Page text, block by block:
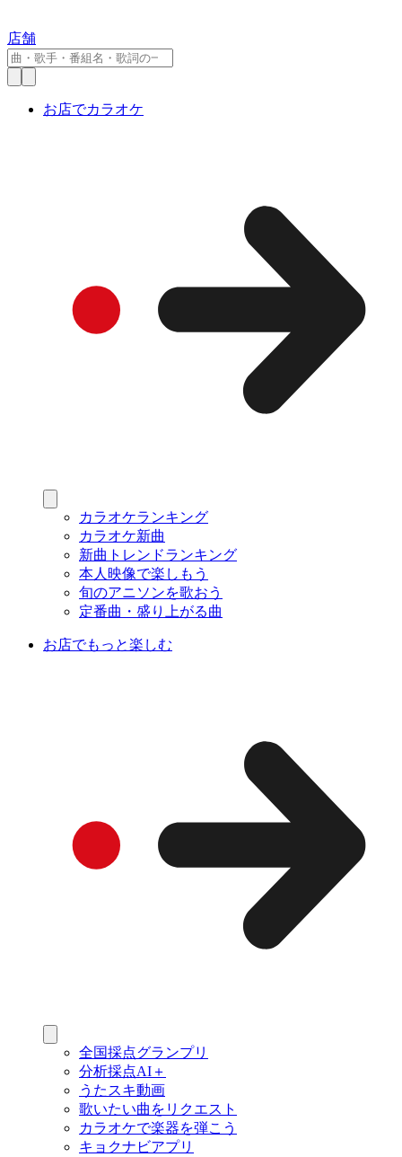
店舗
お店でカラオケ
カラオケランキング
カラオケ新曲
新曲トレンドランキング
本人映像で楽しもう
旬のアニソンを歌おう
定番曲・盛り上がる曲
お店でもっと楽しむ
全国採点グランプリ
分析採点AI＋
うたスキ動画
歌いたい曲をリクエスト
カラオケで楽器を弾こう
キョクナビアプリ